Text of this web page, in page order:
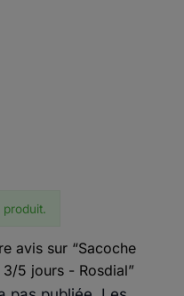
produit.
avis sur “Sacoche
5 jours - Rosdial”